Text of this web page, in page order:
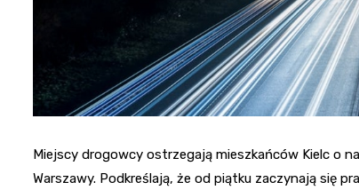
Miejscy drogowcy ostrzegają mieszkańców Kielc o
Warszawy. Podkreślają, że od piątku zaczynają się